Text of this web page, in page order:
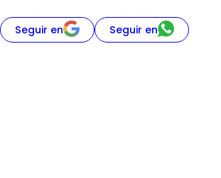
Seguir en Seguir en